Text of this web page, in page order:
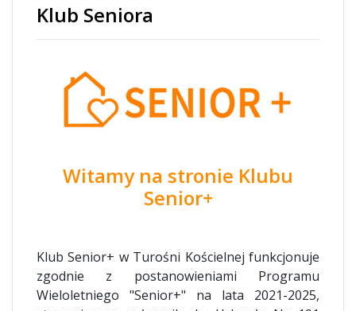
Klub Seniora
Witamy na stronie Klubu
Senior+
Klub Senior+ w Turośni Kościelnej funkcjonuje
zgodnie z postanowieniami Programu
Wieloletniego "Senior+" na lata 2021-2025,